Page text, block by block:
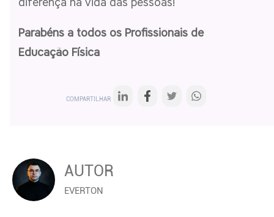
Parabéns a todos os Profissionais de
Educação Física
COMPARTILHAR
AUTOR
EVERTON